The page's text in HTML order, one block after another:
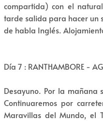
compartida) con el
tarde salida para hacer un
de habla Inglés.
Día 7 : RANTHAMBORE -
Desayuno. Por la
Continuaremos por
Maravillas del Mundo, el